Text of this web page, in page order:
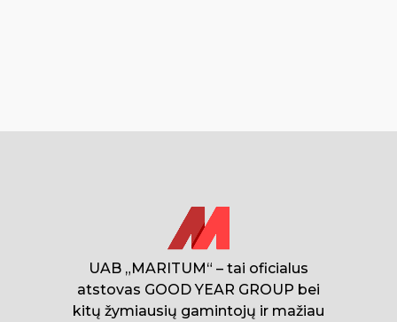
UAB „MARITUM“ – tai oficialus
atstovas GOOD YEAR GROUP bei
kitų žymiausių gamintojų ir mažiau